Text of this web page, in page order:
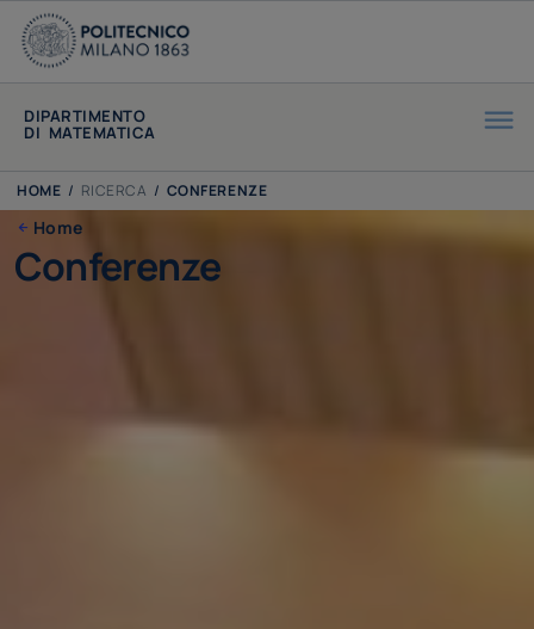
DIPARTIMENTO
DI MATEMATICA
HOME / RICERCA / CONFERENZE
Home
Conferenze